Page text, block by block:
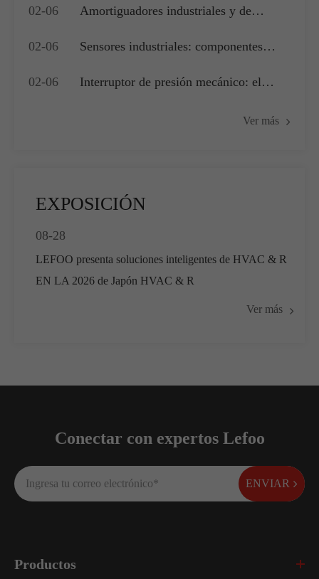
02-06
Amortiguadores industriales y de
gestión del flujo de aire y el control de
presión
02-06
Sensores industriales: componentes
y adquisición de datos
02-06
Interruptor de presión mecánico: el
núcleo para la seguridad del sistema
Ver más
EXPOSICIÓN
08-28
LEFOO presenta soluciones inteligentes de HVAC & R
EN LA 2026 de Japón HVAC & R
Ver más
Conectar con expertos Lefoo
ENVIAR
Productos